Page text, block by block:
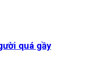
quá gầy